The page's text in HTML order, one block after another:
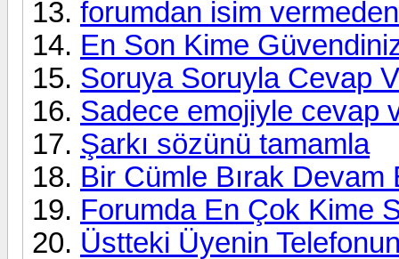
forumdan isim
En Son Kime
Soruya Soruyla Cevap
Sadece emojiyle cevap
Şarkı sözünü tamamla
Bir Cümle Bırak Devam
Forumda En Çok Kime
Üstteki Üyenin